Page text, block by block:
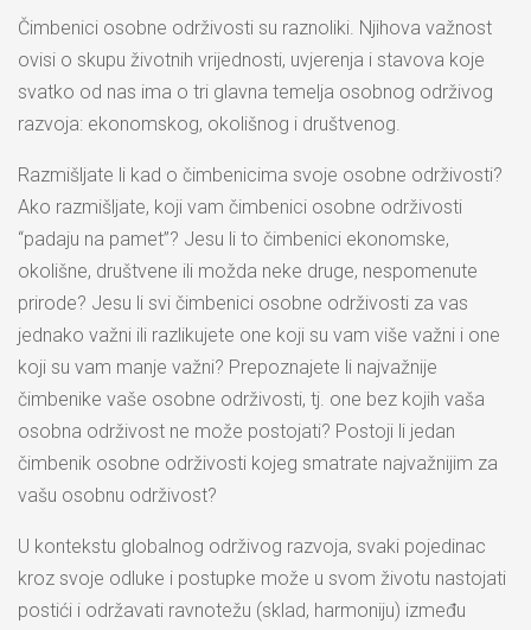
Čimbenici osobne održivosti su raznoliki. Njihova važnost
ovisi o skupu životnih vrijednosti, uvjerenja i stavova koje
svatko od nas ima o tri glavna temelja osobnog održivog
razvoja: ekonomskog, okolišnog i društvenog.
Razmišljate li kad o čimbenicima svoje osobne održivosti?
Ako razmišljate, koji vam čimbenici osobne održivosti
“padaju na pamet”? Jesu li to čimbenici ekonomske,
okolišne, društvene ili možda neke druge, nespomenute
prirode? Jesu li svi čimbenici osobne održivosti za vas
jednako važni ili razlikujete one koji su vam više važni i one
koji su vam manje važni? Prepoznajete li najvažnije
čimbenike vaše osobne održivosti, tj. one bez kojih vaša
osobna održivost ne može postojati? Postoji li jedan
čimbenik osobne održivosti kojeg smatrate najvažnijim za
vašu osobnu održivost?
U kontekstu globalnog održivog razvoja, svaki pojedinac
kroz svoje odluke i postupke može u svom životu nastojati
postići i održavati ravnotežu (sklad, harmoniju) između